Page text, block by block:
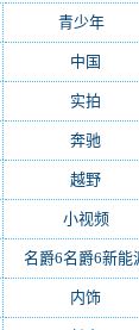
青少年
中国
实拍
奔驰
越野
小视频(171)
名爵6名爵6新能
内饰